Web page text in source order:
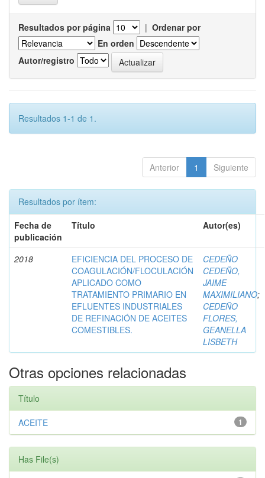
Resultados por página | Ordenar por
En orden
Autor/registro
Resultados 1-1 de 1.
Anterior 1 Siguiente
Resultados por ítem:
Fecha de
publicación
Título Autor(es)
2018
EFICIENCIA DEL PROCESO DE
COAGULACIÓN/FLOCULACIÓN
APLICADO COMO
TRATAMIENTO PRIMARIO EN
EFLUENTES INDUSTRIALES
DE REFINACIÓN DE ACEITES
COMESTIBLES.
CEDEÑO
CEDEÑO,
JAIME
MAXIMILIANO;
CEDEÑO
FLORES,
GEANELLA
LISBETH
Otras opciones relacionadas
Título
1
ACEITE
Has File(s)